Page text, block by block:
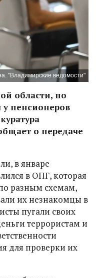
"Владимирские ведомости"
области, по
у пенсионеров
о передаче
в январе
в ОПГ, которая
разным схемам,
их незнакомцы в
пугали своих
террористам и
для проверки их